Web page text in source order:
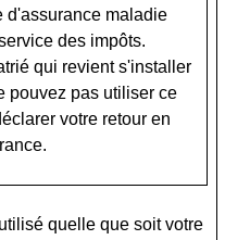
d'assurance maladie
des impôts.
qui revient s'installer
pouvez pas utiliser ce
votre retour en
quelle que soit votre